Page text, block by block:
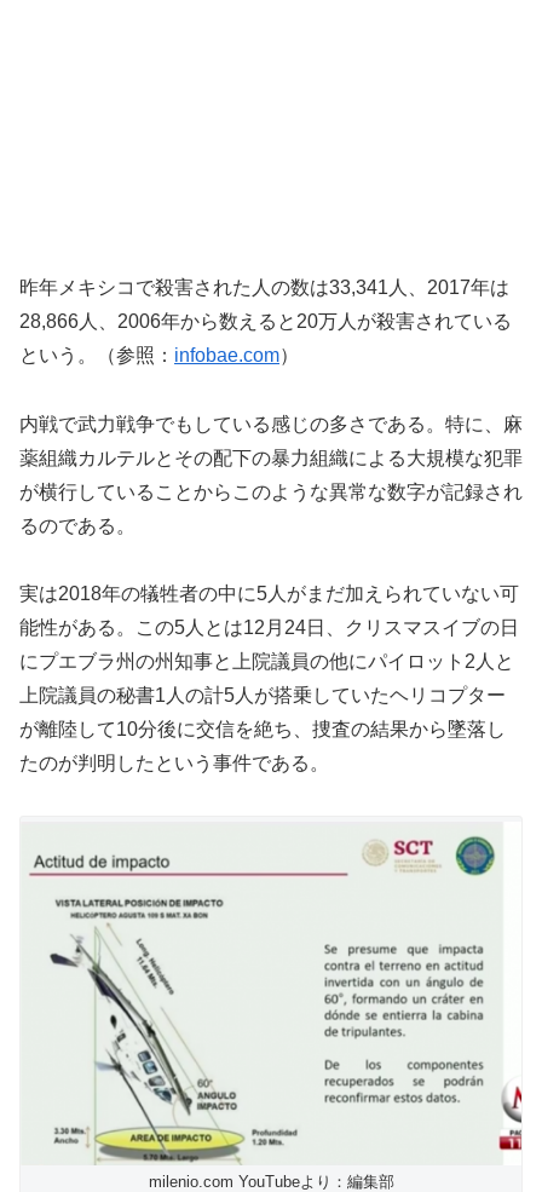
昨年メキシコで殺害された人の数は33,341人、2017年は
28,866人、2006年から数えると20万人が殺害されている
という。（参照： infobae.com）
内戦で武力戦争でもしている感じの多さである。特に、麻
薬組織カルテルとその配下の暴力組織による大規模な犯罪
が横行していることからこのような異常な数字が記録され
るのである。
実は2018年の犠牲者の中に5人がまだ加えられていない可
能性がある。この5人とは12月24日、クリスマスイブの日
にプエブラ州の州知事と上院議員の他にパイロット2人と
上院議員の秘書1人の計5人が搭乗していたヘリコプター
が離陸して10分後に交信を絶ち、捜査の結果から墜落し
たのが判明したという事件である。
milenio.com YouTubeより：編集部